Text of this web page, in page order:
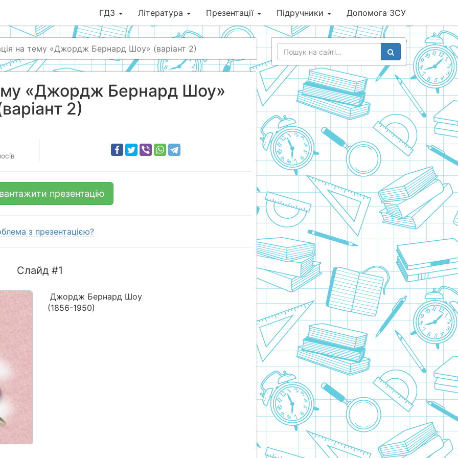
ГДЗ Література Презентації Підручники Допомога ЗСУ
на тему «Джордж Бернард Шоу» (варіант 2)
«Джордж Бернард Шоу»
2)
презентацію
з презентацією?
Слайд #1
Джордж Бернард Шоу
(1856-1950)